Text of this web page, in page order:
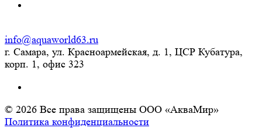
info@aquaworld63.ru
г. Самара, ул. Красноармейская, д. 1, ЦСР Кубатура,
корп. 1, офис 323
© 2026 Все права защищены ООО «АкваМир»
Политика конфиденциальности